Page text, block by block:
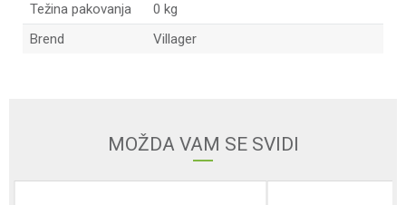
Težina pakovanja
0 kg
Brend
Villager
MOŽDA VAM SE SVIDI